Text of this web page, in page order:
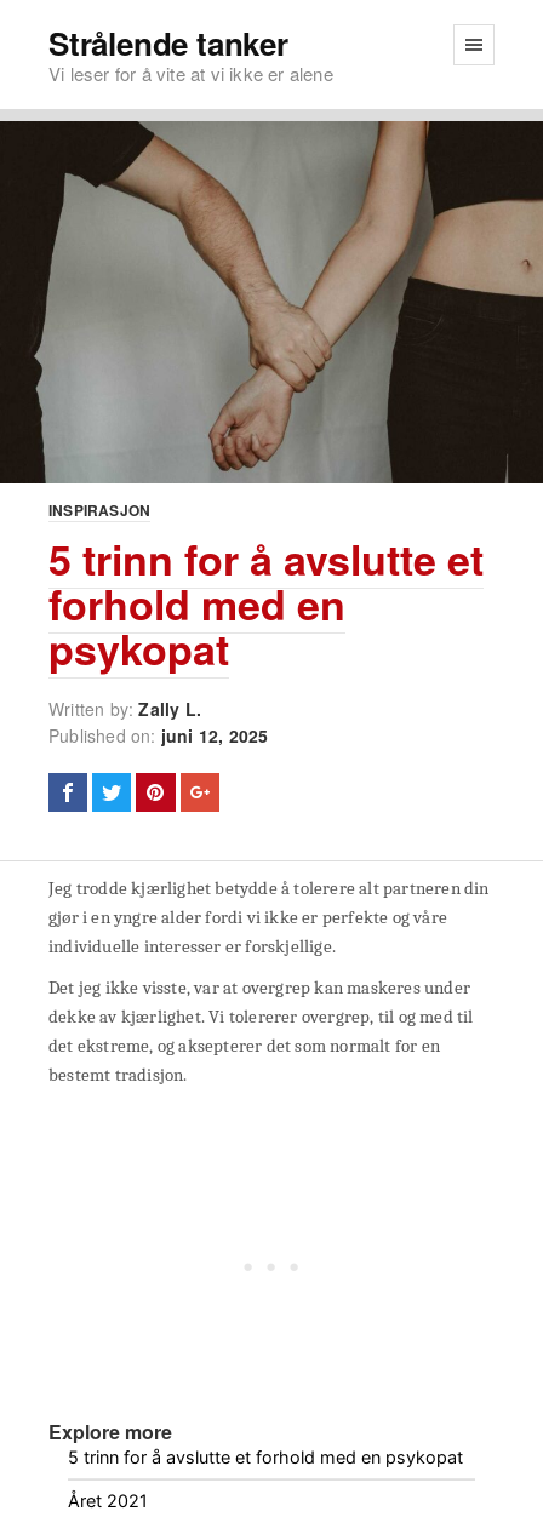
Strålende tanker
Vi leser for å vite at vi ikke er alene
INSPIRASJON
5 trinn for å avslutte et
forhold med en
psykopat
Written by:Zally L.
Published on: juni 12, 2025
Jeg trodde kjærlighet betydde å tolerere alt partneren din
gjør i en yngre alder fordi vi ikke er perfekte og våre
individuelle interesser er forskjellige.
Det jeg ikke visste, var at overgrep kan maskeres under
dekke av kjærlighet. Vi tolererer overgrep, til og med til
det ekstreme, og aksepterer det som normalt for en
bestemt tradisjon.
Explore more
5 trinn for å avslutte et forhold med en psykopat
Året 2021